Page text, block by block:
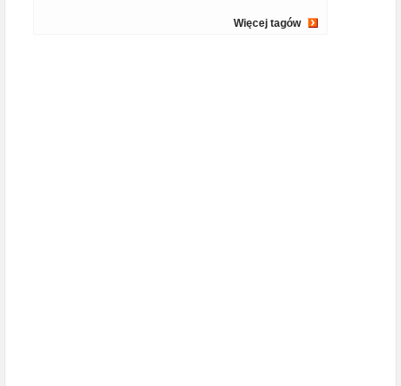
Więcej tagów